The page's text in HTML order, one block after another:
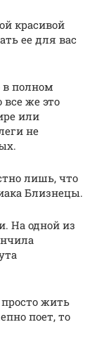
красивой
ее для вас
в полном
все же это
или
не
лишь, что
Близнецы.
На одной из
жить
поет, то